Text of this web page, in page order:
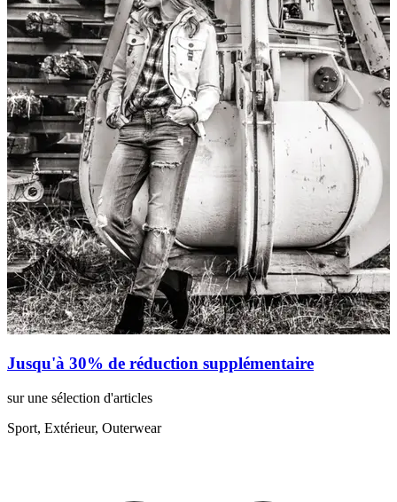
Jusqu'à 30% de réduction supplémentaire
sur une sélection d'articles
Sport, Extérieur, Outerwear